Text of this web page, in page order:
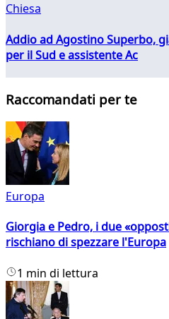
Chiesa
Addio ad Agostino Superbo,
per il Sud e assistente Ac
Raccomandati per te
Europa
Giorgia e Pedro, i due
rischiano di spezzare l'Europa
1 min di lettura